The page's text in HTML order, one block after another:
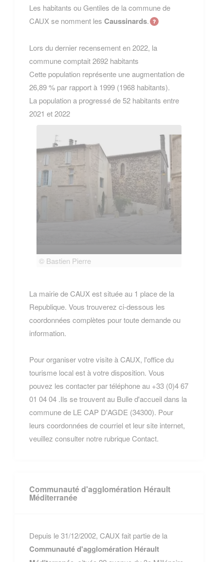
Les habitants ou Gentiles de la commune de
CAUX se nomment les Caussinards.
Lors du dernier recensement en 2022, la
commune comptait 2692 habitants
Cette population représente une augmentation de
26,89 % par rapport à 1999 (1968 habitants).
La population a progressé de 52 habitants entre
2021 et 2022
© Bastien Pierre
La mairie de CAUX est située au 1 place de la
Republique. Vous trouverez ci-dessous les
coordonnées complètes pour toute demande ou
information.
Pour organiser votre visite à CAUX, l'office du
tourisme local est à votre disposition. Vous
pouvez les contacter par téléphone au +33 (0)4 67
01 04 04 .Ils se trouvent au Bulle d'accueil dans la
commune de LE CAP D'AGDE (34300). Pour
leurs coordonnées de courriel et leur site internet,
veuillez consulter notre rubrique Contact.
Communauté d'agglomération Hérault
Méditerranée
Depuis le 31/12/2002, CAUX fait partie de la
Communauté d'agglomération Hérault